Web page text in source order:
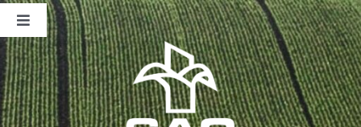
Saltar
contenido
Toggle
Navigation
Nosotros
Publicaciones
Sala de Prensa